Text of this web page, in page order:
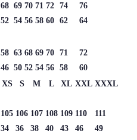
68 69 70 71 72 74
76
52 54 56 58 60 62
64
58 63 68 69 70 71
72
46 50 52 54 56 58
60
XS S M L XL XXL XXXL
105 106 107 108 109 110
111
34 36 38 40 43 46
49